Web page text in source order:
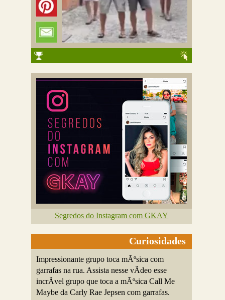
Segredos do Instagram com GKAY
Curiosidades
Impressionante grupo toca mÃºsica com
garrafas na rua. Assista nesse vÃ­deo esse
incrÃ­vel grupo que toca a mÃºsica Call Me
Maybe da Carly Rae Jepsen com garrafas.